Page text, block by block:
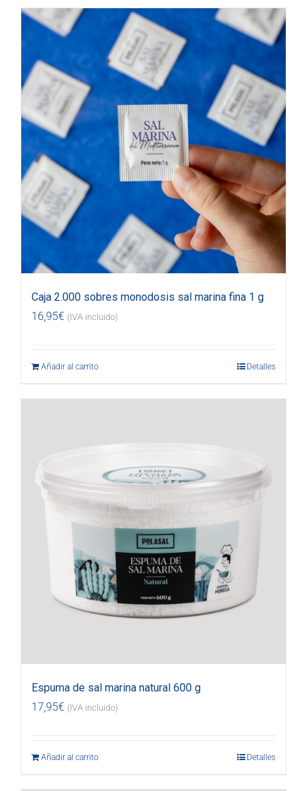
Caja 2.000 sobres monodosis sal marina fina 1 g
16,95€ (IVA incluido)
Añadir al carrito Detalles
Espuma de sal marina natural 600 g
17,95€ (IVA incluido)
Añadir al carrito Detalles